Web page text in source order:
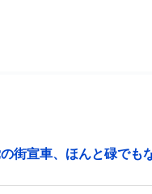
の街宣車、ほんと碌でも